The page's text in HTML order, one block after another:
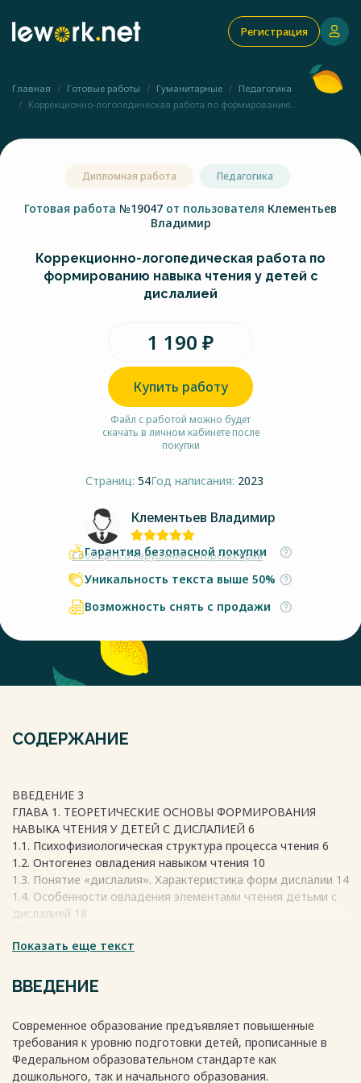
Регистрация
Главная Готовые работы Гуманитарные
Педагогика
Коррекционно-логопедическая работа по формированию...
Дипломная работа Педагогика
Готовая работа №19047 от пользователя Клементьев
Владимир
Коррекционно-логопедическая работа по
формированию навыка чтения у детей с
дислалией
1 190 ₽
Купить работу
Файл с работой можно будет
скачать в личном кабинете после
покупки
Страниц: 54Год написания: 2023
Клементьев Владимир
Сообщить о нарушении авторских прав
Гарантия безопасной покупки
Уникальность текста выше 50%
Возможность снять с продажи
СОДЕРЖАНИЕ
ВВЕДЕНИЕ 3
ГЛАВА 1. ТЕОРЕТИЧЕСКИЕ ОСНОВЫ ФОРМИРОВАНИЯ
НАВЫКА ЧТЕНИЯ У ДЕТЕЙ С ДИСЛАЛИЕЙ 6
1.1. Психофизиологическая структура процесса чтения 6
1.2. Онтогенез овладения навыком чтения 10
1.3. Понятие «дислалия». Характеристика форм дислалии 14
1.4. Особенности овладения элементами чтения детьми с
дислалией 18
ГОТОВНОСТИ К ОВЛАДЕНИЮ НАВЫКОМ ЧТЕНИЯ ДЕТЬМИ
2.1. Организация экспериментального исследования.Цель и
задачи констатирующего эксперимента 23
2.3. Анализ результатов констатирующего эксперимента 31
ГЛАВА 3. КОРРЕКЦИОННО-ЛОГОПЕДИЧЕСКАЯ РАБОТА ПО
ФОРМИРОВАНИЮ НАВЫКА ЧТЕНИЯ У ДЕТЕЙ С
Показать еще текст
ВВЕДЕНИЕ
Современное образование предъявляет повышенные
требования к уровню подготовки детей, прописанные в
Федеральном образовательном стандарте как
дошкольного, так и начального образования.